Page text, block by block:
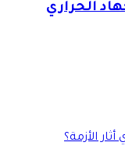
الحراري
الأزمة؟